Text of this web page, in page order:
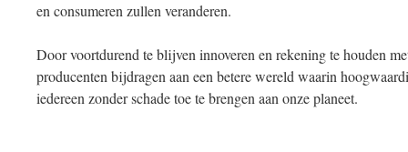
en consumeren zullen veranderen.
Door voortdurend te blijven innoveren en rekening te houden
producenten bijdragen aan een betere wereld waarin
iedereen zonder schade toe te brengen aan onze planeet.